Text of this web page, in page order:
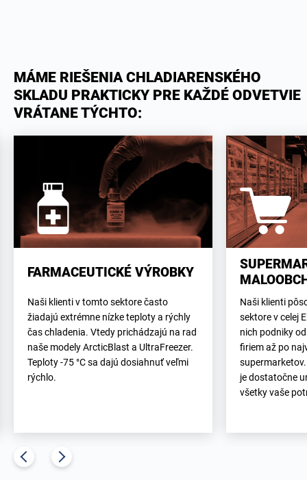
MÁME RIEŠENIA CHLADIARENSKÉHO
SKLADU PRAKTICKY PRE KAŽDÉ ODVETVIE
VRÁTANE TÝCHTO:
FARMACEUTICKÉ VÝROBKY
Naši klienti v tomto sektore často
žiadajú extrémne nízke teploty a rýchly
čas chladenia. Vtedy prichádzajú na rad
naše modely ArcticBlast a UltraFreezer.
Teploty -75 °C sa dajú dosiahnuť veľmi
rýchlo.
Naši klienti
sektore v celej
nich podniky
firiem až po
je dostatočne
všetky vaše